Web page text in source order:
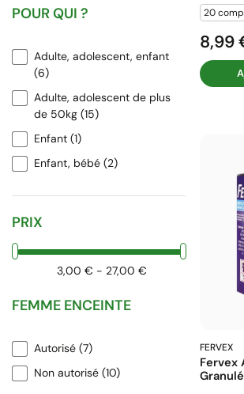
Laboratoires Grimberg
LEHNING
Les 3 chênes(4)
Oligosol (2)
OLIOSEPTIL
Pediakid(2)
Pileje(2)
UPSA
WELEDA (1)
POUR QUI ?
Adulte, adolescent, enfant
(6)
Adulte, adolescent de plus
de 50kg (15)
Enfant (1)
Enfant, bébé (2)
PRIX
3,00 € - 27,00 €
FEMME ENCEINTE
Autorisé (7)
Non autorisé (10)
20
Prix
8,99
FERVEX
Fervex